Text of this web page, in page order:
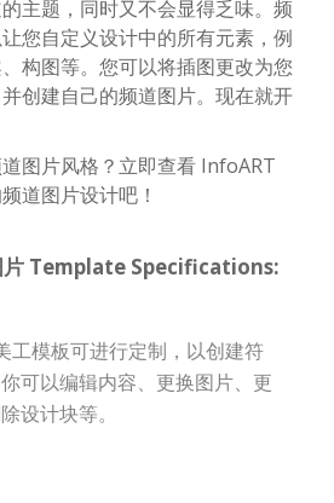
主题，同时又不会显得乏味。频
您自定义设计中的所有元素，例
构图等。您可以将插图更改为您
创建自己的频道图片。现在就开
图片风格？立即查看 InfoART
道图片设计吧！
片 Template Specifications:
工模板可进行定制，以创建符
可以编辑内容、更换图片、更
设计块等。